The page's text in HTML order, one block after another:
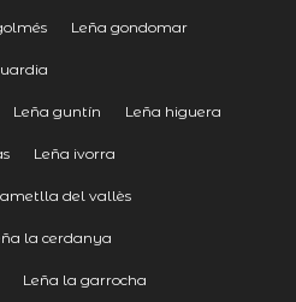
Leña gondomar
Leña guntín Leña higuera
Leña ivorra
del vallès
la cerdanya
Leña la garrocha